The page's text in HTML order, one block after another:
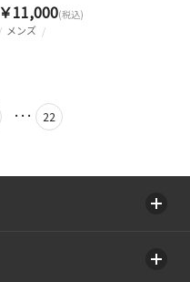
メンズ
￥11,000(税込)
･･･ 22